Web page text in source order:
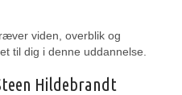
viden, overblik og
til dig i denne uddannelse.
Hildebrandt